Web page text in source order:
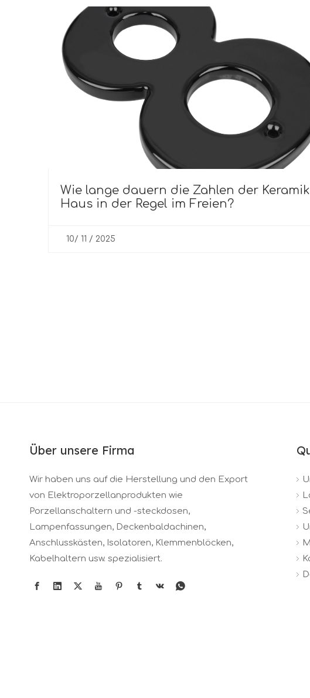
Wie lange dauern die Zahlen der
Haus in der Regel im Freien?
10/ 11 / 2025
Über unsere Firma
Wir haben uns auf die Herstellung und den Export
von Elektroporzellanprodukten wie
Porzellanschaltern und -steckdosen,
Lampenfassungen, Deckenbaldachinen,
Anschlusskästen, Isolatoren, Klemmenblöcken,
Kabelhaltern usw. spezialisiert.